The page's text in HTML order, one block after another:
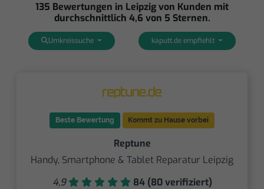
135 Bewertungen in Leipzig von Kunden mit
durchschnittlich 4,6 von 5 Sternen.
Umkreissuche kaputt.de empfiehlt
Beste Bewertung Kommt zu Hause vorbei
Reptune
Handy, Smartphone & Tablet Reparatur Leipzig
4,9
84 (80 verifiziert)